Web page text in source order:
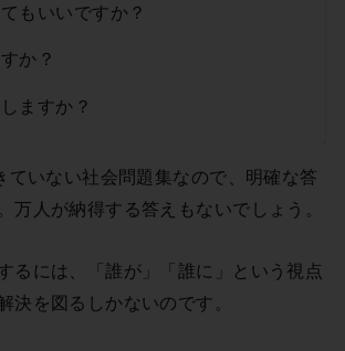
もいいですか？
か？
ますか？
ていない社会問題集なので、明確な答
万人が納得する答えもないでしょう。
るには、「誰が」「誰に」という視点
決を図るしかないのです。